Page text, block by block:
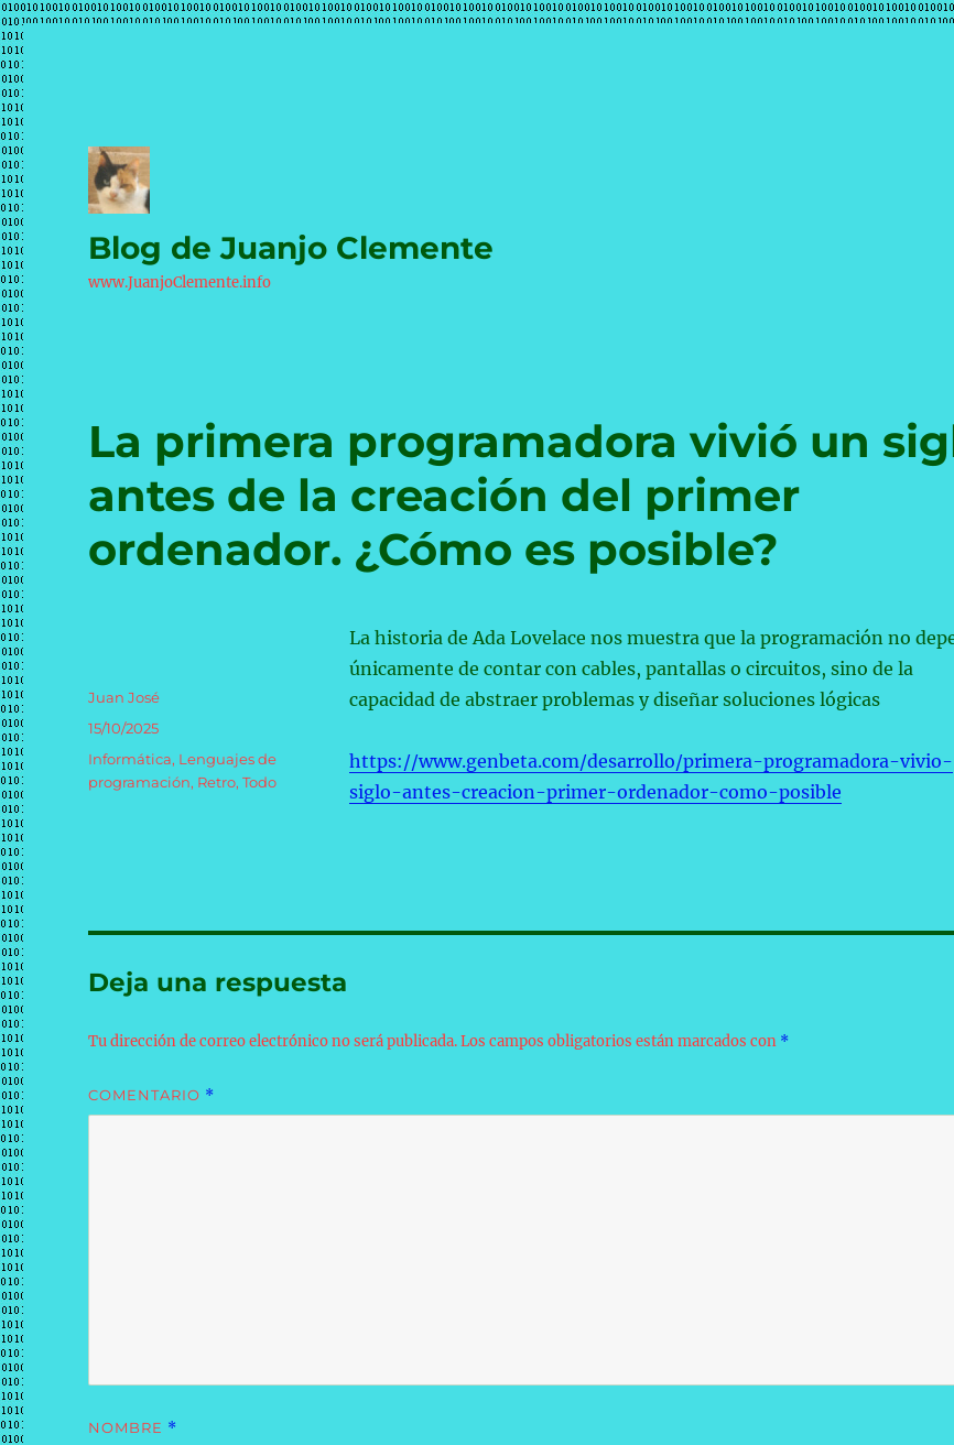
Blog de Juanjo Clemente
www.JuanjoClemente.info
La primera programadora vivió un
antes de la creación del primer
ordenador. ¿Cómo es posible?
La historia de Ada Lovelace nos muestra que la programación no
únicamente de contar con cables, pantallas o circuitos, sino de la
capacidad de abstraer problemas y diseñar soluciones lógicas
https://www.genbeta.com/desarrollo/primera-programadora-vivio-
siglo-antes-creacion-primer-ordenador-como-posible
Autor
Juan José
Publicado
15/10/2025
Categorías
Informática, Lenguajes de
programación, Retro,Todo
Deja una respuesta
Tu dirección de correo electrónico no será publicada.Los campos obligatorios están marcados con *
COMENTARIO *
NOMBRE *